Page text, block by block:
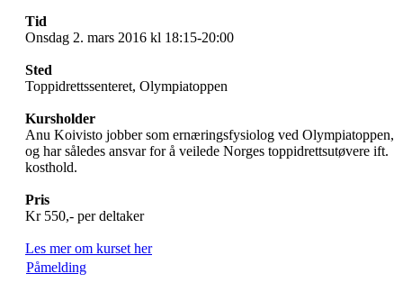
Tid
Onsdag 2. mars 2016 kl 18:15-20:00
Sted
Toppidrettssenteret, Olympiatoppen
Kursholder
Anu Koivisto jobber som ernæringsfysiolog ved Olympiatoppen,
og har således ansvar for å veilede Norges toppidrettsutøvere ift.
kosthold.
Pris
Kr 550,- per deltaker
Les mer om kurset her
Påmelding